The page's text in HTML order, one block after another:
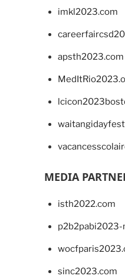
imkl2023.com
apsth2023.com
MEDIA
isth2022.com
p2b2pabi2023-
sinc2023.com